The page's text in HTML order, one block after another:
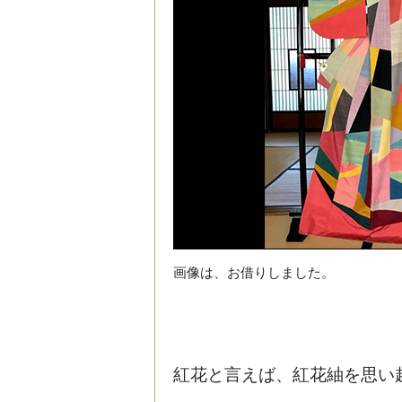
画像は、お借りしました。
紅花と言えば、紅花紬を思い